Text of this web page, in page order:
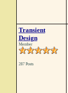
Transient
Design
Member
287 Posts